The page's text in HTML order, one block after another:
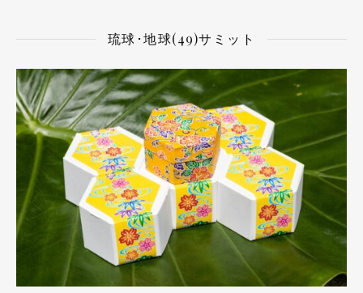
琉球･地球(49)サミット